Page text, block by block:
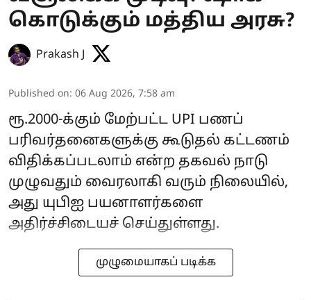
கொடுக்கும் மத்திய அரசு?
Prakash J
Published on: 06 Aug 2026, 7:58 am
ரூ.2000-க்கும் மேற்பட்ட UPI பணப்
பரிவர்தனைகளுக்கு கூடுதல் கட்டணம்
விதிக்கப்படலாம் என்ற தகவல் நாடு
முழுவதும் வைரலாகி வரும் நிலையில்,
அது யுபிஐ பயனாளர்களை
அதிர்ச்சிடையச் செய்துள்ளது.
முழுமையாகப் படிக்க